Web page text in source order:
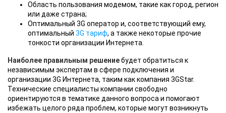
Область пользования модемом, такие как город, регион
или даже страна;
Оптимальный 3G оператор и, соответствующий ему,
оптимальный 3G тариф, а также некоторые прочие
тонкости организации Интернета.
Наиболее правильным решениебудет обратиться к
независимым экспертам в сфере подключения и
организации 3G Интернета, таким как компания 3GStar.
Технические специалисты компании свободно
ориентируются в тематике данного вопроса и помогают
избежать целого ряда проблем, которые могут возникнуть